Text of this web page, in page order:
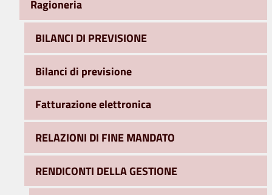
Ragioneria
BILANCI DI PREVISIONE
Bilanci di previsione
Fatturazione elettronica
RELAZIONI DI FINE MANDATO
RENDICONTI DELLA GESTIONE